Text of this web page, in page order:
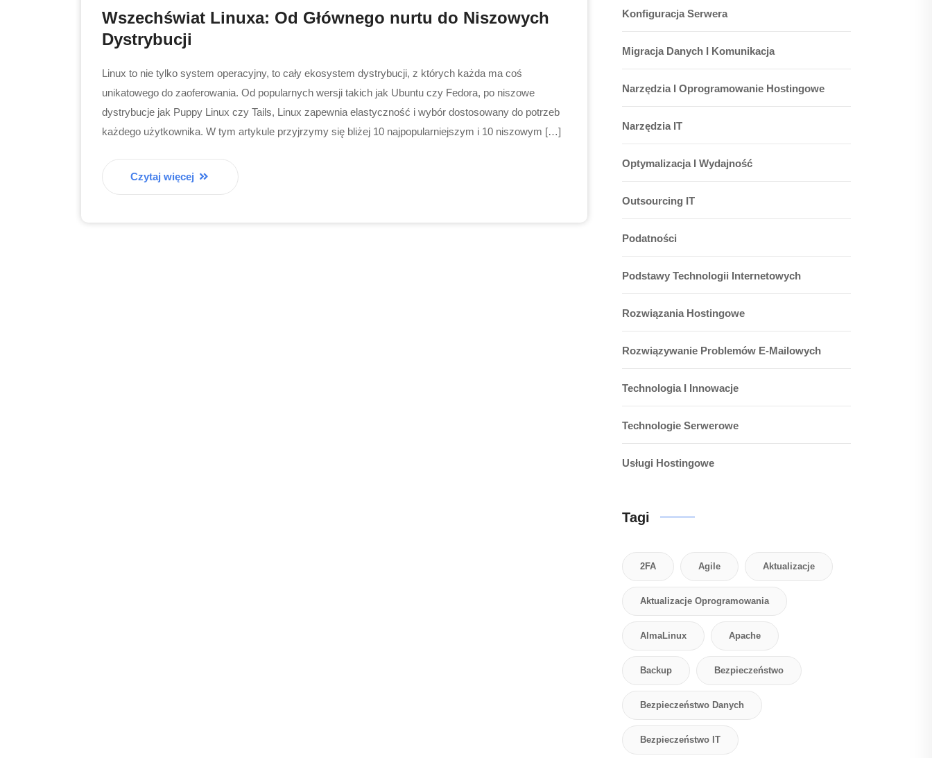
Wszechświat Linuxa: Od Głównego nurtu do Niszowych
Dystrybucji
Linux to nie tylko system operacyjny, to cały ekosystem dystrybucji, z których każda ma coś
unikatowego do zaoferowania. Od popularnych wersji takich jak Ubuntu czy Fedora, po niszowe
dystrybucje jak Puppy Linux czy Tails, Linux zapewnia elastyczność i wybór dostosowany do potrzeb
każdego użytkownika. W tym artykule przyjrzymy się bliżej 10 najpopularniejszym i 10 niszowym […]
Czytaj więcej
Konfiguracja Serwera
Migracja Danych I Komunikacja
Narzędzia I Oprogramowanie Hostingowe
Narzędzia IT
Optymalizacja I Wydajność
Outsourcing IT
Podatności
Podstawy Technologii Internetowych
Rozwiązania Hostingowe
Rozwiązywanie Problemów E-Mailowych
Technologia I Innowacje
Technologie Serwerowe
Usługi Hostingowe
Tagi
2FA Agile Aktualizacje
Aktualizacje Oprogramowania
AlmaLinux Apache
Backup Bezpieczeństwo
Bezpieczeństwo Danych
Bezpieczeństwo IT